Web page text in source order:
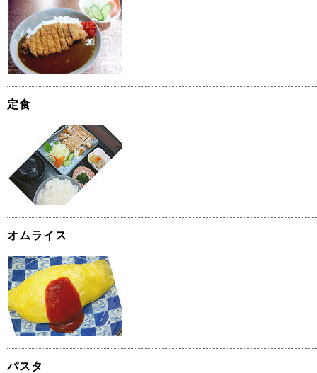
定食
オムライス
パスタ